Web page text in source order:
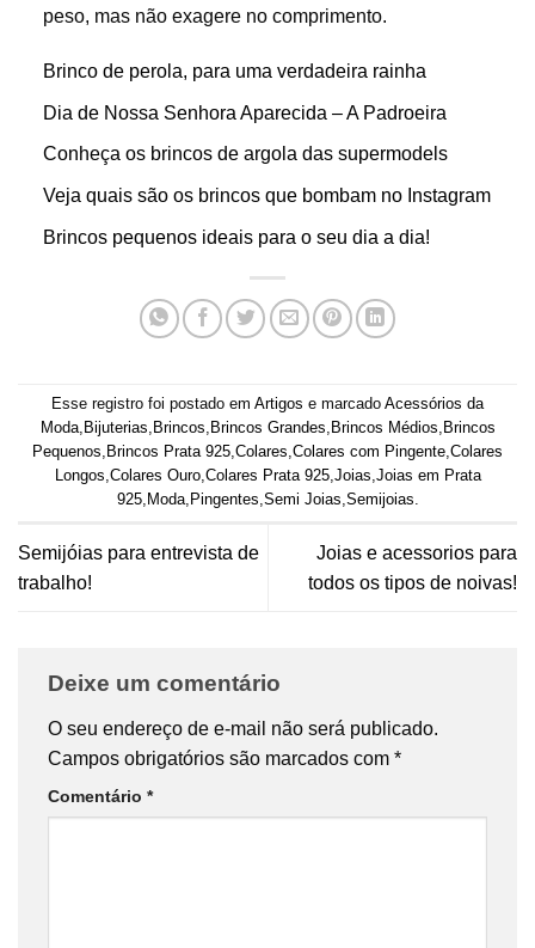
peso, mas não exagere no comprimento.
Brinco de perola, para uma verdadeira rainha
Dia de Nossa Senhora Aparecida – A Padroeira
Conheça os brincos de argola das supermodels
Veja quais são os brincos que bombam no Instagram
Brincos pequenos ideais para o seu dia a dia!
Esse registro foi postado em Artigos e marcado Acessórios da
Moda, Bijuterias Brincos Brincos Grandes Brincos Médios Brincos
Pequenos Brincos Prata 925 Colares Colares com Pingente Colares
Longos Colares Ouro, Colares Prata 925, Joias Joias em Prata
925, Moda, Pingentes Semi Joias Semijoias
Semijóias para entrevista de
trabalho!
Joias e acessorios para
todos os tipos de noivas!
Deixe um comentário
O seu endereço de e-mail não será publicado.
Campos obrigatórios são marcados com *
Comentário *